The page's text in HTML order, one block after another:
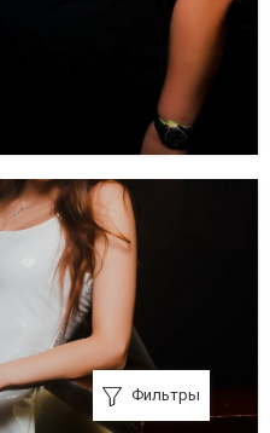
Фильтры